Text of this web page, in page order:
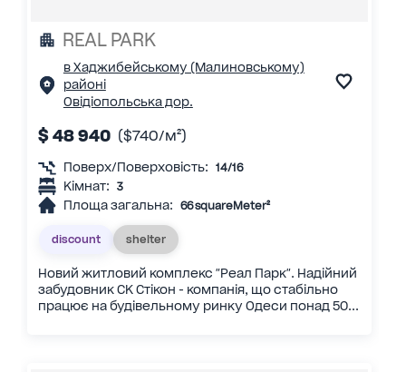
REAL PARK
в Хаджибейському (Малиновському)
районі
Овідіопольська дор.
$ 48 940 ($740/м²)
Поверх/Поверховість: 14/16
Кімнат: 3
Площа загальна: 66 squareMeter²
discount shelter
Новий житловий комплекс "Реал Парк". Надійний
забудовник СК Стікон - компанія, що стабільно
працює на будівельному ринку Одеси понад 50...